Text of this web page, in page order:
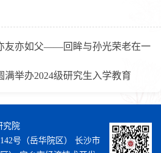
友亦如父——回眸与孙光荣老在一
满举办2024级研究生入学教育
究院
号（岳华院区） 长沙市